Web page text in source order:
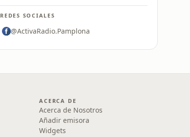
REDES SOCIALES
@ActivaRadio.Pamplona
ACERCA DE
Acerca de Nosotros
Añadir emisora
Widgets